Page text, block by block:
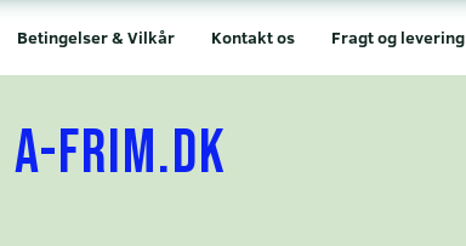
Fragt og levering
Kontakt os
Betingelser & Vilkår
A-FRIM.DK